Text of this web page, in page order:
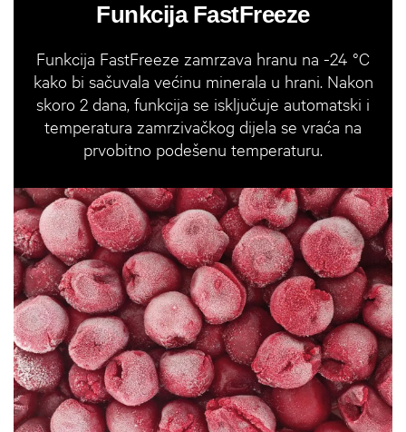
Funkcija FastFreeze
Funkcija FastFreeze zamrzava hranu na -24 °C
kako bi sačuvala većinu minerala u hrani. Nakon
skoro 2 dana, funkcija se isključuje automatski i
temperatura zamrzivačkog dijela se vraća na
prvobitno podešenu temperaturu.